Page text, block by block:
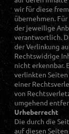
wir für diese
übernehmen.
der jeweilige
verantwortlich.
der Verlinkung
Rechtswidrige
nicht erkennbar.
verlinkten
einer
von
umgehend
Urheberrecht
Die durch die
auf diesen